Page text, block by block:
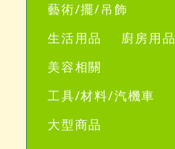
藝術/擺/吊飾
生活用品
廚房用品
美容相關
工具/材料/汽機車
大型商品